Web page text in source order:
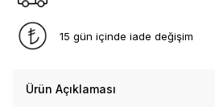
15 gün içinde iade değişim
Ürün Açıklaması